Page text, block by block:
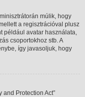
múlik, hogy
a regisztrációval plusz
például avatar használata,
csoportokhoz stb. A
így javasoljuk, hogy
and Protection Act”